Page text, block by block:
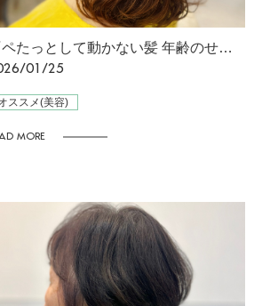
『ペたっとして動かない髪 年齢のせいだと諦めていませんか？』
01/25
ススメ(美容)
MORE